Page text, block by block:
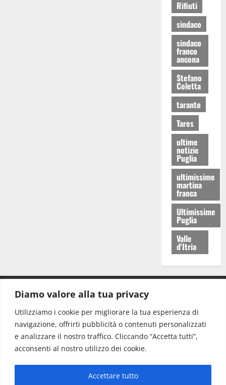
Diamo valore alla tua privacy
Utilizziamo i cookie per migliorare la tua esperienza di
navigazione, offrirti pubblicità o contenuti personalizzati
e analizzare il nostro traffico. Cliccando “Accetta tutti”,
acconsenti al nostro utilizzo dei cookie.
Accettare tutto
Rifiuti
sindaco
sindaco
franco
ancona
Stefano
Coletta
taranto
Tares
ultime
notizie
Puglia
ultimissime
martina
franca
Ultimissime
Puglia
Valle
d'Itria
Redazione: redazione@www.martinasera.it
Direttore:direttore@www.martinasera.it
Info & Commerciale:info@www.martinasera.it